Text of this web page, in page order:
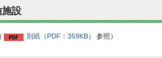
設
別紙（PDF：359KB） 参照）